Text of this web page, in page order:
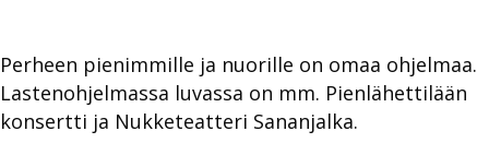
Perheen pienimmille ja nuorille on omaa ohjelmaa.
Lastenohjelmassa luvassa on mm. Pienlähettilään
konsertti ja Nukketeatteri Sananjalka.